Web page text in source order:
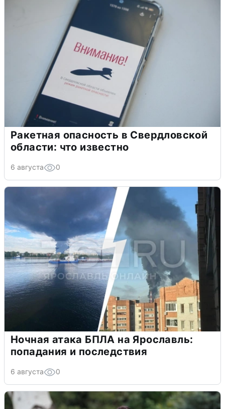
Ракетная опасность в Свердловской
области: что известно
6 августа 0
Ночная атака БПЛА на Ярославль:
попадания и последствия
6 августа 0